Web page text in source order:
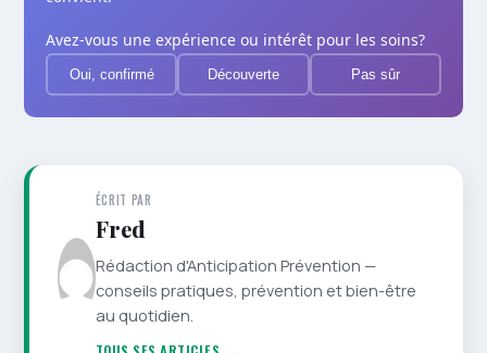
Avez-vous une expérience ou intérêt pour les soins?
Oui, confirmé Découverte Pas sûr
ÉCRIT PAR
Fred
Rédaction d'Anticipation Prévention —
conseils pratiques, prévention et bien-être
au quotidien.